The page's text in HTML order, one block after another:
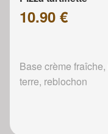
10.90 €
Base crème
terre, reblochon